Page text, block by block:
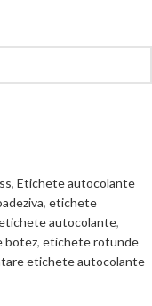
, Etichete autocolante
, etichete
autocolante,
botez, etichete rotunde
etichete autocolante